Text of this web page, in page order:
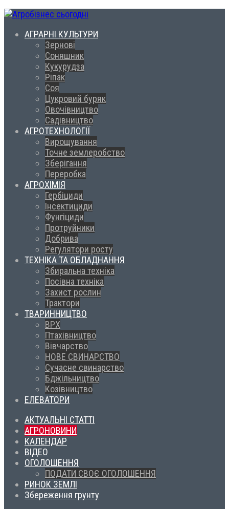
АГРАРНІ КУЛЬТУРИ
Зернові
Соняшник
Кукурудза
Ріпак
Соя
Цукровий буряк
Овочівництво
Садівництво
АГРОТЕХНОЛОГІЇ
Вирощування
Точне землеробство
Зберігання
Переробка
АГРОХІМІЯ
Гербіциди
Інсектициди
Фунгіциди
Протруйники
Добрива
Регулятори росту
ТЕХНІКА ТА ОБЛАДНАННЯ
Збиральна техніка
Посівна техніка
Захист рослин
Трактори
ТВАРИННИЦТВО
ВРХ
Птахівництво
Вівчарство
НОВЕ СВИНАРСТВО
Сучасне свинарство
Бджільництво
Козівництво
ЕЛЕВАТОРИ
АКТУАЛЬНІ СТАТТІ
АГРОНОВИНИ
КАЛЕНДАР
ВІДЕО
ОГОЛОШЕННЯ
ПОДАТИ СВОЄ ОГОЛОШЕННЯ
РИНОК ЗЕМЛІ
Збереження грунту